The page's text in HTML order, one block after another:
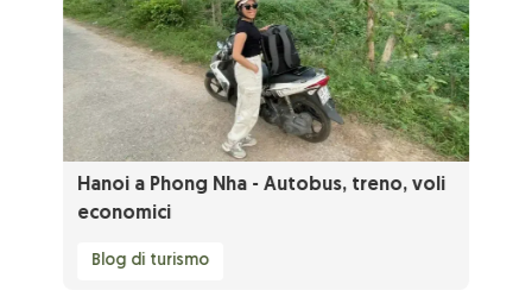
Hanoi a Phong Nha - Autobus, treno, voli
economici
Blog di turismo